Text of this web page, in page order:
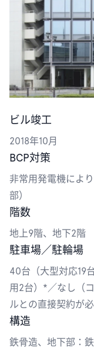
ビル竣工
2018年10月
BCP対策
非常用発電機によ
部）
階数
地上9階、地下2階
駐車場／駐輪場
40台（大型対応19
用2台）*／なし（
ルとの直接契約が必
構造
鉄骨造、地下部：